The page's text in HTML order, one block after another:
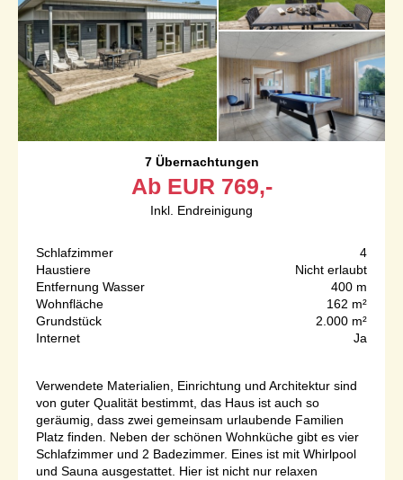
7 Übernachtungen
Ab EUR 769,-
Inkl. Endreinigung
Schlafzimmer
4
Haustiere
Nicht erlaubt
Entfernung Wasser
400 m
Wohnfläche
162 m²
Grundstück
2.000 m²
Internet
Ja
Verwendete Materialien, Einrichtung und Architektur sind
von guter Qualität bestimmt, das Haus ist auch so
geräumig, dass zwei gemeinsam urlaubende Familien
Platz finden. Neben der schönen Wohnküche gibt es vier
Schlafzimmer und 2 Badezimmer. Eines ist mit Whirlpool
und Sauna ausgestattet. Hier ist nicht nur relaxen